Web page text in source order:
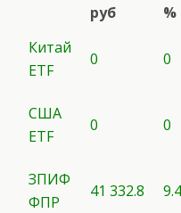
руб
%
Китай
ETF
0 0
США
ETF
0 0
ЗПИФ
ФПР
41 332.8